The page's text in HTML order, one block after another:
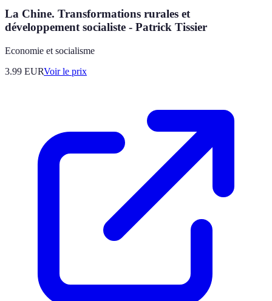
La Chine. Transformations rurales et
développement socialiste - Patrick Tissier
Economie et socialisme
3.99 EURVoir le prix